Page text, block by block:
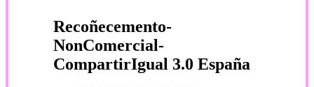
Recoñecemento-
NonComercial-
CompartirIgual 3.0 España